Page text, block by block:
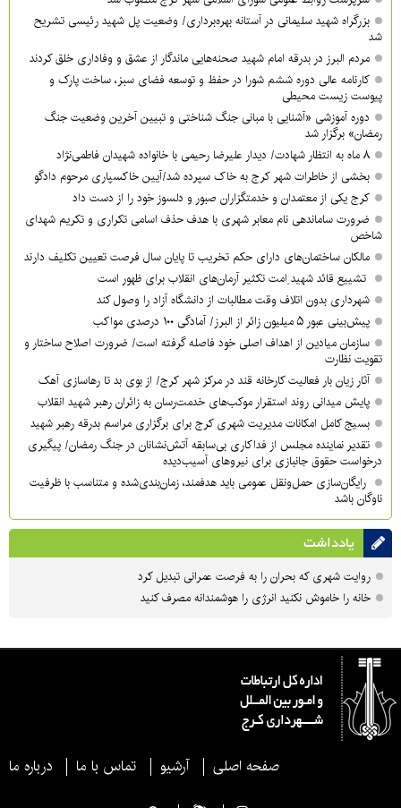
بزرگراه شهید سلیمانی در آستانه بهره‌برداری/ وضعیت پل شهید رئیسی تشریح
شد
مردم البرز در بدرقه امام شهید صحنه‌هایی ماندگار از عشق و وفاداری خلق کردند
کارنامه عالی دوره ششم شورا در حفظ و توسعه فضای سبز، ساخت پارک و
پیوست زیست محیطی
دوره آموزشی «آشنایی با مبانی جنگ شناختی و تبیین آخرین وضعیت جنگ
رمضان» برگزار شد
۸ ماه به انتظار شهادت/ دیدار علیرضا رحیمی با خانواده شهیدان فاطمی‌نژاد
بخشی از خاطرات شهر کرج به خاک سپرده شد/آیین خاکسپاری مرحوم دادگو
کرج یکی از معتمدان و خدمتگزاران صبور و دلسوز خود را از دست داد
ضرورت ساماندهی نام‌ معابر شهری با هدف حذف اسامی تکراری و تکریم شهدای
شاخص
مالکان ساختمان‌های دارای حکم تخریب تا پایان سال فرصت تعیین تکلیف دارند
تشییع قائد شهید ِامت تکثیر آرمان‌های انقلاب برای ظهور است
شهرداری بدون اتلاف وقت مطالبات از دانشگاه آزاد را وصول کند
پیش‌بینی عبور ۵ میلیون زائر از البرز/ آمادگی ۱۰۰ درصدی مواکب
سازمان میادین از اهداف اصلی خود فاصله گرفته است/ ضرورت اصلاح ساختار و
تقویت نظارت
آثار زیان بار فعالیت کارخانه قند در مرکز شهر کرج/ از بوی بد تا رهاسازی آهک
پایش میدانی روند استقرار موکب‌های خدمت‌رسان به زائران رهبر شهید انقلاب
بسیج کامل امکانات مدیریت شهری کرج برای برگزاری مراسم بدرقه رهبر شهید
تقدیر نماینده مجلس از فداکاری بی‌سابقه آتش‌نشانان در جنگ رمضان/ پیگیری
درخواست حقوق جانبازی برای نیروهای آسیب‌دیده
رایگان‌سازی حمل‌ونقل عمومی باید هدفمند، زمان‌بندی‌شده و متناسب با ظرفیت
ناوگان باشد
یادداشت
روایت شهری که بحران را به فرصت عمرانی تبدیل کرد
خانه را خاموش نکنید انرژی را هوشمندانه مصرف کنید
صفحه اصلی آرشیو تماس با ما درباره ما